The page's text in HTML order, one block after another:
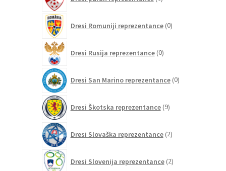
izdelkov
Dresi Romuniji reprezentance 0izdelkov
Dresi Rusija reprezentance 0izdelkov
Dresi San Marino reprezentance 0izdelkov
Dresi Škotska reprezentance 9izdelkov
Dresi Slovaška reprezentance 2izdelka
Dresi Slovenija reprezentance 2izdelka